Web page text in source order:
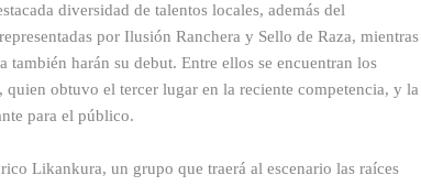
diversidad de talentos locales, además del
por Ilusión Ranchera y Sello de Raza, mientras
harán su debut. Entre ellos se encuentran los
obtuvo el tercer lugar en la reciente competencia, y la
para el público.
Likankura, un grupo que traerá al escenario las raíces